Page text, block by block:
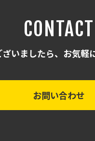
CONTACT
いましたら、お気軽
お問い合わせ